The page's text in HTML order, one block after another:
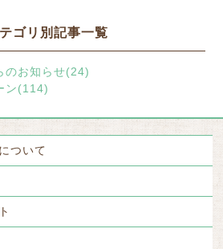
ゴリ別記事一覧
のお知らせ(24)
ン(114)
ついて